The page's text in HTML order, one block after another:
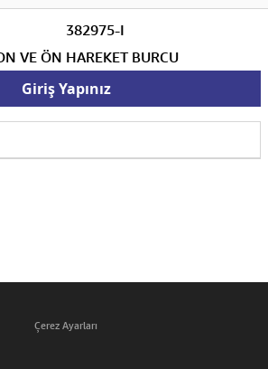
382975-I
VE ÖN HAREKET BURCU
Giriş Yapınız
Çerez Ayarları